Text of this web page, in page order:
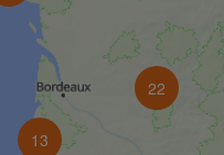
13
22